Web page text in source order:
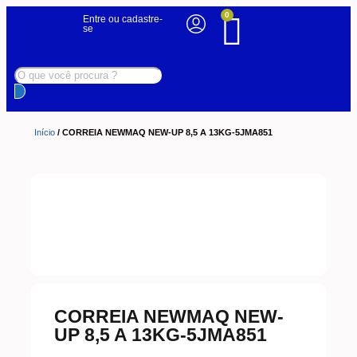
0
Entre ou cadastre-
se
Início / CORREIA NEWMAQ NEW-UP 8,5 A 13KG-5JMA851
CORREIA NEWMAQ NEW-
UP 8,5 A 13KG-5JMA851